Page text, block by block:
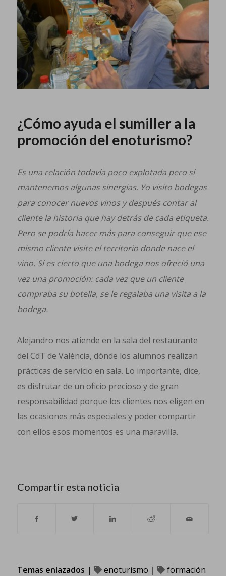
¿Cómo ayuda el sumiller a la
promoción del enoturismo?
Es una relación todavía poco explotada pero sí
mantenemos algunas sinergias. Yo visito bodegas
para conocer nuevos vinos y después contar al
cliente la historia que hay detrás de cada etiqueta.
Pero se podría hacer más para conseguir que ese
mismo cliente visite el territorio donde nace el
vino. Sí es cierto que una bodega nos ofreció una
vez una promoción: cada vez que un cliente
compraba su botella, se le regalaba una visita a la
bodega.
Alejandro nos atiende en la sala del restaurante
del CdT de València, dónde los alumnos realizan
prácticas de servicio en sala. Lo importante, dice,
es disfrutar de un oficio precioso y de gran
responsabilidad porque los clientes nos eligen en
las ocasiones más especiales y poder compartir
con ellos esos momentos es una maravilla.
Compartir esta noticia
Temas enlazados | enoturismo |
formación